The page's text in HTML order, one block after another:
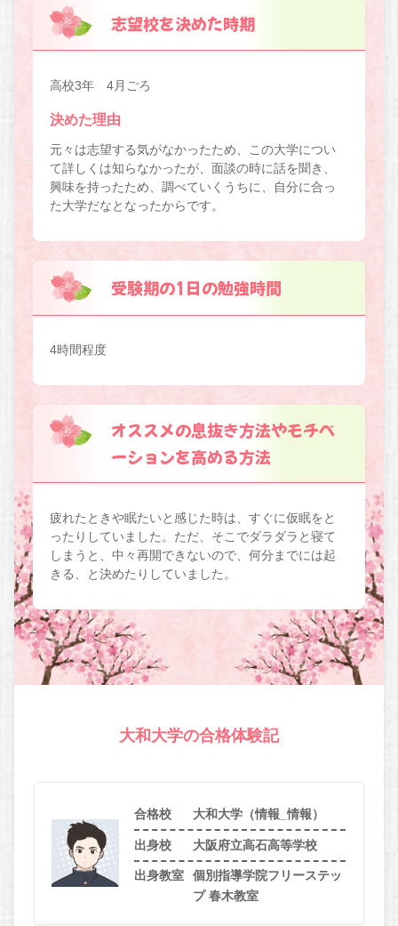
志望校を決めた時期
高校3年 4月ごろ
決めた理由
元々は志望する気がなかったため、この大学につい
て詳しくは知らなかったが、面談の時に話を聞き、
興味を持ったため、調べていくうちに、自分に合っ
た大学だなとなったからです。
受験期の1日の勉強時間
4時間程度
オススメの息抜き方法やモチベ
ーションを高める方法
疲れたときや眠たいと感じた時は、すぐに仮眠をと
ったりしていました。ただ、そこでダラダラと寝て
しまうと、中々再開できないので、何分までには起
きる、と決めたりしていました。
大和大学の合格体験記
合格校 大和大学（情報_情報）
出身校 大阪府立高石高等学校
出身教室
個別指導学院フリーステッ
プ 春木教室